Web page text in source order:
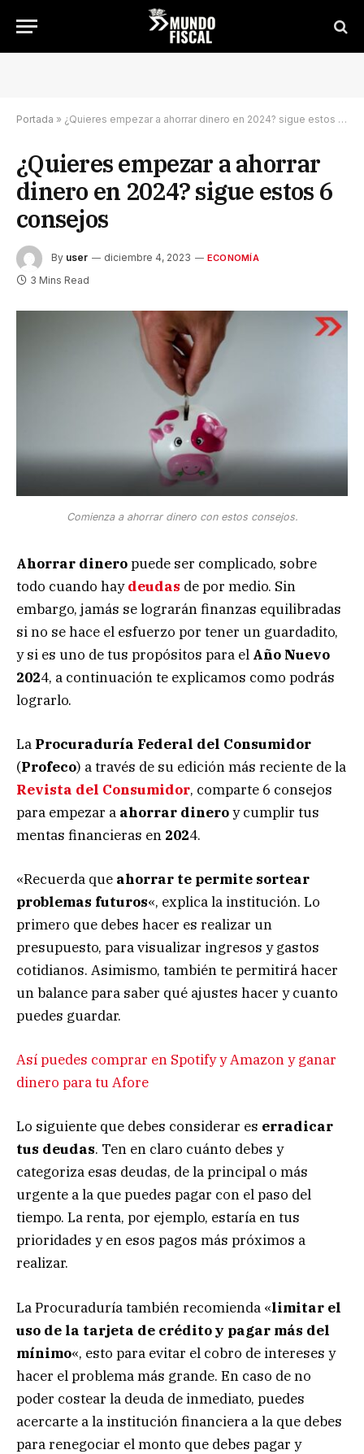
Portada » ¿Quieres empezar a ahorrar dinero en 2024? sigue estos 6 consejos
¿Quieres empezar a ahorrar
dinero en 2024? sigue estos 6
consejos
By user diciembre 4, 2023 ECONOMÍA
3 Mins Read
Comienza a ahorrar dinero con estos consejos.
Ahorrar dineropuede ser complicado, sobre
todo cuando haydeudas de por medio. Sin
embargo, jamás se lograrán finanzas equilibradas
si no se hace el esfuerzo por tener un guardadito,
y si es uno de tus propósitos para el Año Nuevo
2024, a continuación te explicamos como podrás
lograrlo.
La Procuraduría Federal del Consumidor
(Profeco) a través de su edición más reciente de la
Revista del Consumidor, comparte 6 consejos
para empezar a ahorrar dineroy cumplir tus
mentas financieras en 2024.
«Recuerda que ahorrar te permite sortear
problemas futuros«, explica la institución. Lo
primero que debes hacer es realizar un
presupuesto, para visualizar ingresos y gastos
cotidianos. Asimismo, también te permitirá hacer
un balance para saber qué ajustes hacer y cuanto
puedes guardar.
Así puedes comprar en Spotify y Amazon y ganar
dinero para tu Afore
Lo siguiente que debes considerar es erradicar
tus deudas. Ten en claro cuánto debes y
categoriza esas deudas, de la principal o más
urgente a la que puedes pagar con el paso del
tiempo. La renta, por ejemplo, estaría en tus
prioridades y en esos pagos más próximos a
realizar.
La Procuraduría también recomienda «limitar el
uso de la tarjeta de crédito y pagar más del
mínimo«, esto para evitar el cobro de intereses y
hacer el problema más grande. En caso de no
poder costear la deuda de inmediato, puedes
acercarte a la institución financiera a la que debes
para renegociar el monto que debes pagar y